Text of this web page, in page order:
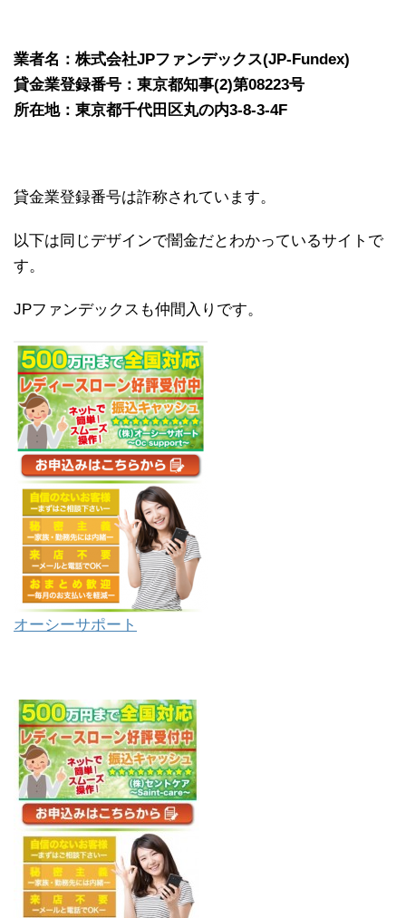
業者名：株式会社JPファンデックス(JP-Fundex)
貸金業登録番号：東京都知事(2)第08223号
所在地：東京都千代田区丸の内3-8-3-4F
貸金業登録番号は詐称されています。
以下は同じデザインで闇金だとわかっているサイトで
す。
JPファンデックスも仲間入りです。
オーシーサポート